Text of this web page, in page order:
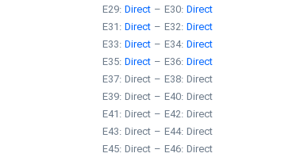
E29:Direct– E30:Direct
E31:Direct– E32:Direct
E33:Direct– E34:Direct
E35:Direct– E36:Direct
E37:Direct– E38:Direct
E39:Direct– E40:Direct
E41:Direct– E42:Direct
E43:Direct– E44:Direct
E45:Direct– E46:Direct